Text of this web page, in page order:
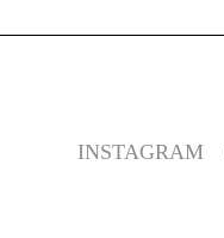
INSTAGRAM